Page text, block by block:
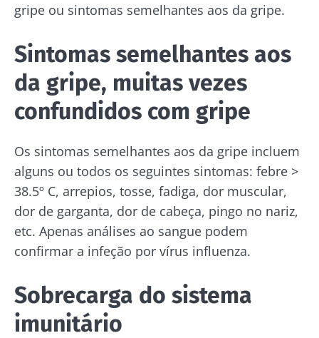
gripe ou sintomas semelhantes aos da gripe.
Sintomas semelhantes aos
da gripe, muitas vezes
confundidos com gripe
Os sintomas semelhantes aos da gripe incluem
alguns ou todos os seguintes sintomas: febre >
38.5º C, arrepios, tosse, fadiga, dor muscular,
dor de garganta, dor de cabeça, pingo no nariz,
etc. Apenas análises ao sangue podem
confirmar a infeção por vírus influenza.
Sobrecarga do sistema
imunitário